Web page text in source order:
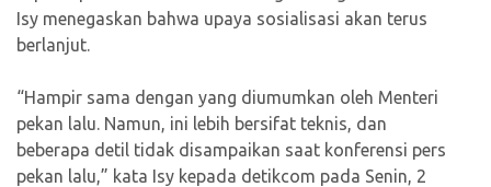
Isy menegaskan bahwa upaya sosialisasi akan terus
berlanjut.
“Hampir sama dengan yang diumumkan oleh Menteri
pekan lalu. Namun, ini lebih bersifat teknis, dan
beberapa detil tidak disampaikan saat konferensi pers
pekan lalu,” kata Isy kepada detikcom pada Senin, 2